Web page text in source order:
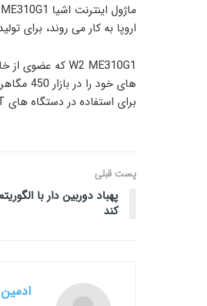
اروپا به کار می روند، برای
برای استفاده در دستگاه های IoT فوق العاده کوچک نیز کاربرد دارد.
پست قبلی
پهباد دوربین دار با
کند
ادمین 2